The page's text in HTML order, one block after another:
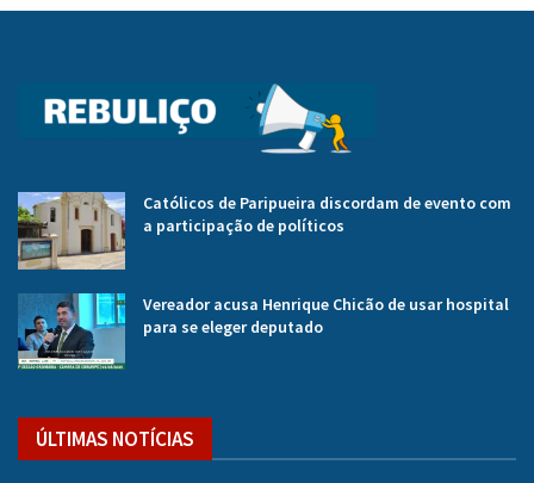
Católicos de Paripueira discordam de evento com
a participação de políticos
Vereador acusa Henrique Chicão de usar hospital
para se eleger deputado
ÚLTIMAS NOTÍCIAS